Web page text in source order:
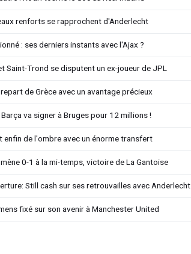
renforts se rapprochent d'Anderlecht
: ses derniers instants avec l'Ajax ?
Saint-Trond se disputent un ex-joueur de JPL
de Grèce avec un avantage précieux
va signer à Bruges pour 12 millions !
enfin de l'ombre avec un énorme transfert
0-1 à la mi-temps, victoire de La Gantoise
Still cash sur ses retrouvailles avec Anderlecht
fixé sur son avenir à Manchester United